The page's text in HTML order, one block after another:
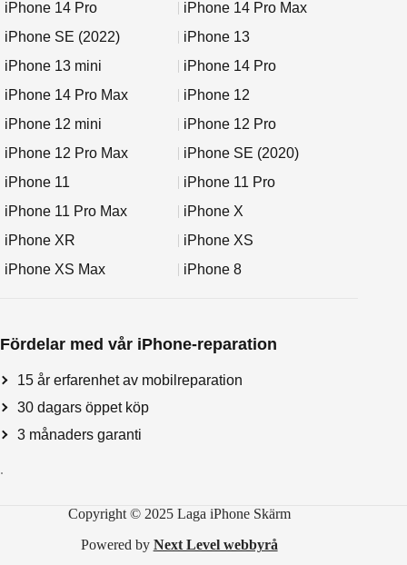
iPhone 14 Pro
iPhone 14 Pro Max
iPhone SE (2022)
iPhone 13
iPhone 13 mini
iPhone 14 Pro
iPhone 14 Pro Max
iPhone 12
iPhone 12 mini
iPhone 12 Pro
iPhone 12 Pro Max
iPhone SE (2020)
iPhone 11
iPhone 11 Pro
iPhone 11 Pro Max
iPhone X
iPhone XR
iPhone XS
iPhone XS Max
iPhone 8
Fördelar med vår iPhone-reparation
15 år erfarenhet av mobilreparation
30 dagars öppet köp
3 månaders garanti
.
Copyright © 2025 Laga iPhone Skärm
Powered by Next Level webbyrå